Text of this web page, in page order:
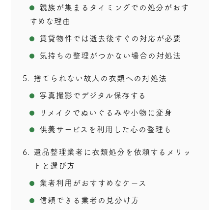
親族が集まるタイミングでの処分がおす
すめな理由
賃貸物件では逝去後すぐの対応が必要
気持ちの整理がつかない場合の対処法
5 捨てられない故人の衣類への対処法
写真撮影でデジタル保存する
リメイクでぬいぐるみや小物に変身
供養サービスを利用した心の整理も
6
遺品整理業者に衣類処分を依頼するメリッ
トと選び方
業者利用がおすすめなケース
信頼できる業者の見分け方